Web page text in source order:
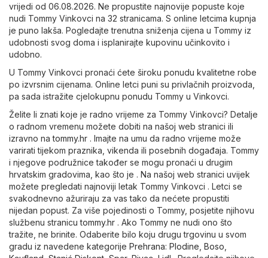
vrijedi od 06.08.2026. Ne propustite najnovije popuste koje
nudi Tommy Vinkovci na 32 stranicama. S online letcima kupnja
je puno lakša. Pogledajte trenutna sniženja cijena u Tommy iz
udobnosti svog doma i isplanirajte kupovinu učinkovito i
udobno.
U Tommy Vinkovci pronaći ćete široku ponudu kvalitetne robe
po izvrsnim cijenama. Online letci puni su privlačnih proizvoda,
pa sada istražite cjelokupnu ponudu Tommy u Vinkovci.
Želite li znati koje je radno vrijeme za Tommy Vinkovci? Detalje
o radnom vremenu možete dobiti na našoj web stranici ili
izravno natommy.hr . Imajte na umu da radno vrijeme može
varirati tijekom praznika, vikenda ili posebnih događaja. Tommy
i njegove podružnice također se mogu pronaći u drugim
hrvatskim gradovima, kao što je . Na našoj web stranici uvijek
možete pregledati najnoviji letak Tommy Vinkovci . Letci se
svakodnevno ažuriraju za vas tako da nećete propustiti
nijedan popust. Za više pojedinosti o Tommy, posjetite njihovu
službenu stranicutommy.hr . Ako Tommy ne nudi ono što
tražite, ne brinite. Odaberite bilo koju drugu trgovinu u svom
gradu iz navedene kategorije Prehrana: Plodine Boso